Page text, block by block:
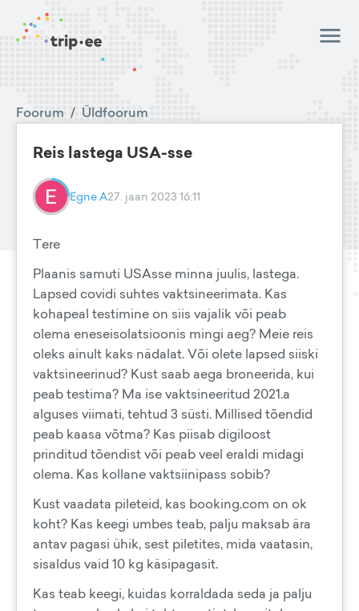
Foorum / Üldfoorum
Reis lastega USA-sse
Egne A27. jaan 2023 16:11
Tere
Plaanis samuti USAsse minna juulis, lastega.
Lapsed covidi suhtes vaktsineerimata. Kas
kohapeal testimine on siis vajalik või peab
olema eneseisolatsioonis mingi aeg? Meie reis
oleks ainult kaks nädalat. Või olete lapsed siiski
vaktsineerinud? Kust saab aega broneerida, kui
peab testima? Ma ise vaktsineeritud 2021.a
alguses viimati, tehtud 3 süsti. Millised tõendid
peab kaasa võtma? Kas piisab digiloost
prinditud tõendist või peab veel eraldi midagi
olema. Kas kollane vaktsiinipass sobib?
Kust vaadata pileteid, kas booking.com on ok
koht? Kas keegi umbes teab, palju maksab ära
antav pagasi ühik, sest piletites, mida vaatasin,
sisaldus vaid 10 kg käsipagasit.
Kas teab keegi, kuidas korraldada seda ja palju